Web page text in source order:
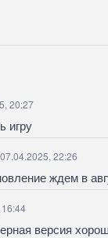
20:27
игру
07.04.2025, 22:26
ждем в
версия